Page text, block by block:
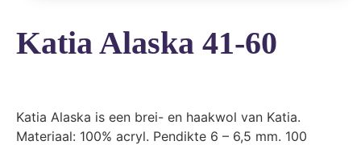
Katia Alaska 41-60
Katia Alaska is een brei- en haakwol van Katia.
Materiaal: 100% acryl. Pendikte 6 – 6,5 mm. 100